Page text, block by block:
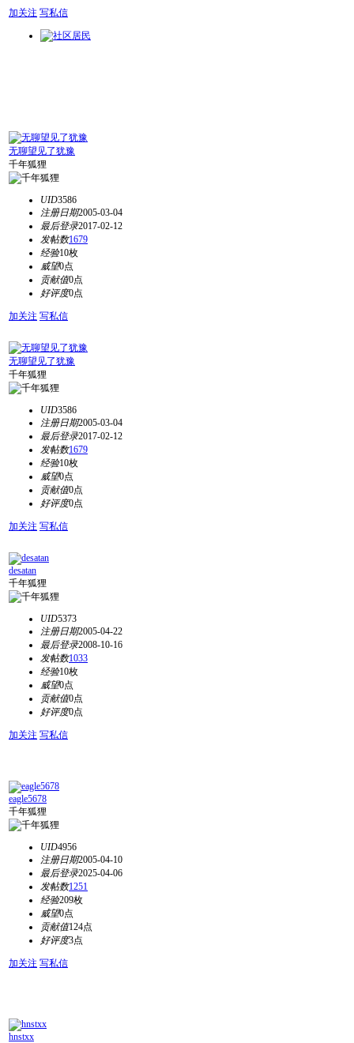
加关注 写私信
无聊望见了犹豫
千年狐狸
UID3586
注册日期2005-03-04
最后登录2017-02-12
发帖数1679
经验10枚
威望0点
贡献值0点
好评度0点
加关注 写私信
无聊望见了犹豫
千年狐狸
UID3586
注册日期2005-03-04
最后登录2017-02-12
发帖数1679
经验10枚
威望0点
贡献值0点
好评度0点
加关注 写私信
desatan
千年狐狸
UID5373
注册日期2005-04-22
最后登录2008-10-16
发帖数1033
经验10枚
威望0点
贡献值0点
好评度0点
加关注 写私信
eagle5678
千年狐狸
UID4956
注册日期2005-04-10
最后登录2025-04-06
发帖数1251
经验209枚
威望0点
贡献值124点
好评度3点
加关注 写私信
hnstxx